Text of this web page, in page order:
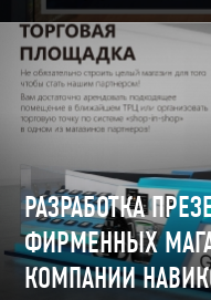
РАЗРАБОТКА
ФИРМЕННЫХ
КОМПАНИИ